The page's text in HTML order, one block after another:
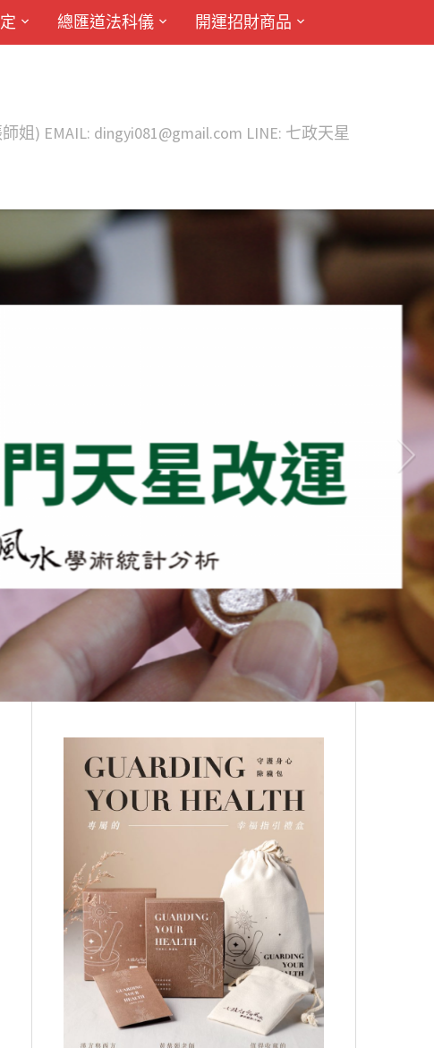
總匯道法科儀 開運招財商品
) EMAIL: dingyi081@gmail.com LINE: 七政天星
奇門天星改運
宅方 […]